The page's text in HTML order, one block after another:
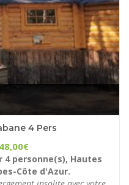
4 Pers
48,00€
personne(s), Hautes
Côte d'Azur.